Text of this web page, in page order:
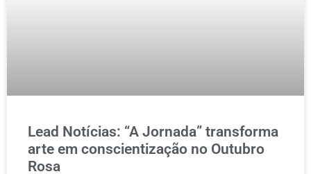
Lead Notícias: “A Jornada” transforma
arte em conscientização no Outubro
Rosa